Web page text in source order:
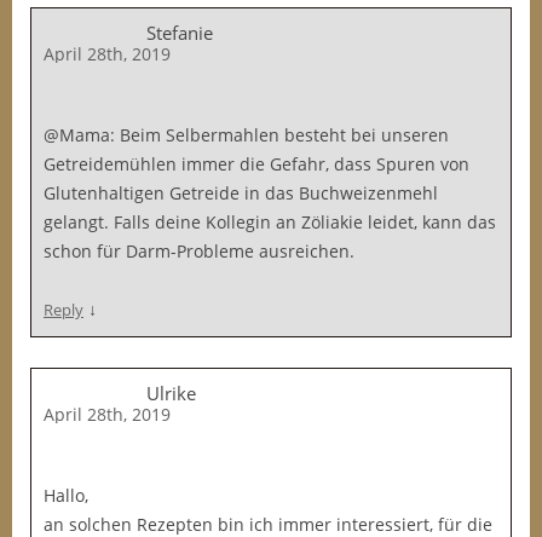
Stefanie
April 28th, 2019
@Mama: Beim Selbermahlen besteht bei unseren
Getreidemühlen immer die Gefahr, dass Spuren von
Glutenhaltigen Getreide in das Buchweizenmehl
gelangt. Falls deine Kollegin an Zöliakie leidet, kann das
schon für Darm-Probleme ausreichen.
Reply ↓
Ulrike
April 28th, 2019
Hallo,
an solchen Rezepten bin ich immer interessiert, für die